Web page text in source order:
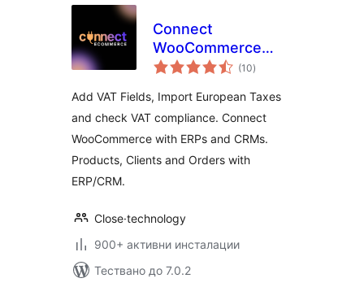
Connect
WooCommerce
Shop to ERP/CRM,
EU/VAT Compliance
(10общо
оценки
)
Add VAT Fields, Import European Taxes
and check VAT compliance. Connect
WooCommerce with ERPs and CRMs.
Products, Clients and Orders with
ERP/CRM.
Close·technology
900+ активни инсталации
Тествано до 7.0.2